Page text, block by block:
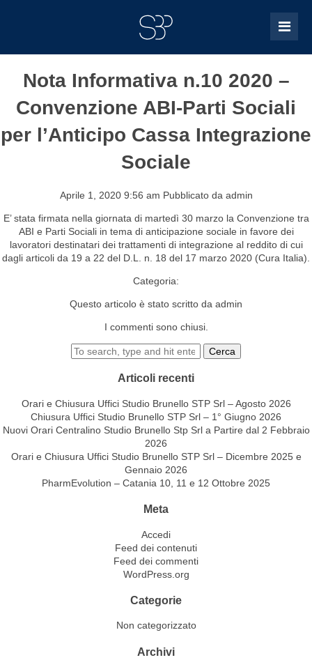
Nota Informativa n.10 2020 –
Convenzione ABI-Parti Sociali
per l’Anticipo Cassa Integrazione
Sociale
Aprile 1, 2020 9:56 am Pubblicato da admin
E’ stata firmata nella giornata di martedì 30 marzo la Convenzione tra
ABI e Parti Sociali in tema di anticipazione sociale in favore dei
lavoratori destinatari dei trattamenti di integrazione al reddito di cui
dagli articoli da 19 a 22 del D.L. n. 18 del 17 marzo 2020 (Cura Italia).
Categoria:
Questo articolo è stato scritto da admin
I commenti sono chiusi.
Cerca
Articoli recenti
Orari e Chiusura Uffici Studio Brunello STP Srl – Agosto 2026
Chiusura Uffici Studio Brunello STP Srl – 1° Giugno 2026
Nuovi Orari Centralino Studio Brunello Stp Srl a Partire dal 2 Febbraio
2026
Orari e Chiusura Uffici Studio Brunello STP Srl – Dicembre 2025 e
Gennaio 2026
PharmEvolution – Catania 10, 11 e 12 Ottobre 2025
Meta
Accedi
Feed dei contenuti
Feed dei commenti
WordPress.org
Categorie
Non categorizzato
Archivi